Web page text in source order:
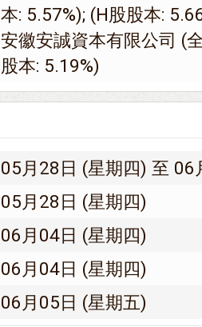
本: 5.57%); (H股股本:
安徽安誠資本有限公司 (
股本: 5.19%)
05月28日 (星期四) 至 06
05月28日 (星期四)
06月04日 (星期四)
06月04日 (星期四)
06月05日 (星期五)